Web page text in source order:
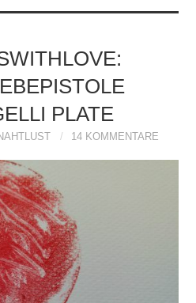
G
PLATE
14 KOMMENTARE